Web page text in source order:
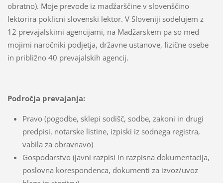
obratno). Moje prevode iz madžarščine v slovenščino
lektorira poklicni slovenski lektor. V Sloveniji sodelujem z
12 prevajalskimi agencijami, na Madžarskem pa so med
mojimi naročniki podjetja, državne ustanove, fizične osebe
in približno 40 prevajalskih agencij.
Področja prevajanja:
Pravo (pogodbe, sklepi sodišč, sodbe, zakoni in drugi
predpisi, notarske listine, izpiski iz sodnega registra,
vabila za obravnavo)
Gospodarstvo (javni razpisi in razpisna dokumentacija,
poslovna korespondenca, dokumenti za izvoz/uvoz